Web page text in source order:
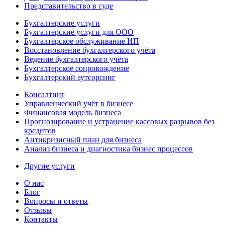
Представительство в суде
Бухгалтерские услуги
Бухгалтерские услуги для ООО
Бухгалтерское обслуживание ИП
Восстановление бухгалтерского учёта
Ведение бухгалтерского учёта
Бухгалтерское сопровождение
Бухгалтерский аутсорсинг
Консалтинг
Управленческий учёт в бизнесе
Финансовая модель бизнеса
Прогнозирование и устранение кассовых разрывов без
кредитов
Антикризисный план для бизнеса
Анализ бизнеса и диагностика бизнес процессов
Другие услуги
О нас
Блог
Вопросы и ответы
Отзывы
Контакты